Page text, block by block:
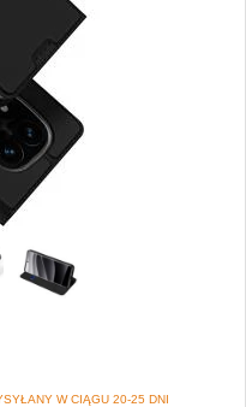
W CIĄGU 20-25 DNI